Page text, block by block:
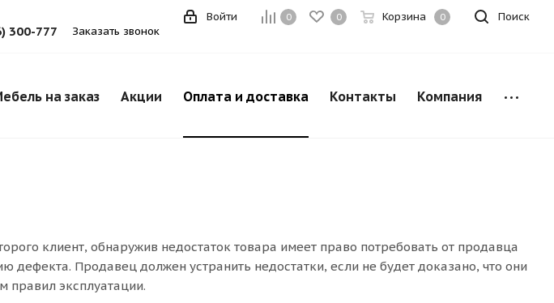
Поиск
0 0 Корзина 0
Войти
300-777 Заказать звонок
на заказ Акции Оплата и доставка Контакты Компания
клиент, обнаружив недостаток товара имеет право потребовать от продавца
дефекта. Продавец должен устранить недостатки, если не будет доказано, что они
правил эксплуатации.